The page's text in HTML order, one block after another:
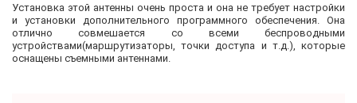
Установка этой антенны очень проста и она не требует настройки
и установки дополнительного программного обеспечения. Она
отлично совмешается со всеми беспроводными
устройствами(маршрутизаторы, точки доступа и т.д.), которые
оснащены съемными антеннами.